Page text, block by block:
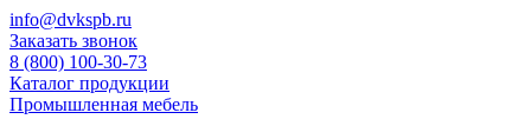
info@dvkspb.ru
Заказать звонок
8 (800) 100-30-73
Каталог продукции
Промышленная мебель